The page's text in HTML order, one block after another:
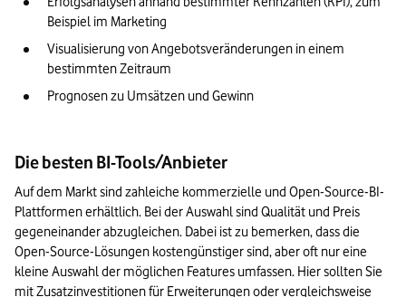
Beispiel im Marketing
Visualisierung von Angebotsveränderungen in einem
bestimmten Zeitraum
Prognosen zu Umsätzen und Gewinn
Die besten BI-Tools/Anbieter
Auf dem Markt sind zahleiche kommerzielle und Open-Source-BI-
Plattformen erhältlich. Bei der Auswahl sind Qualität und Preis
gegeneinander abzugleichen. Dabei ist zu bemerken, dass die
Open-Source-Lösungen kostengünstiger sind, aber oft nur eine
kleine Auswahl der möglichen Features umfassen. Hier sollten Sie
mit Zusatzinvestitionen für Erweiterungen oder vergleichsweise